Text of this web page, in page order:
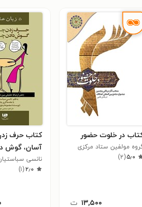
در خلوت حضور
مولفین ستاد مرکزی
۵٫۰(۲)
۱۳,۵۰۰ ت
کتاب حرف
آسان، گوش
مشکل
نانسی
۲٫۰(۱)